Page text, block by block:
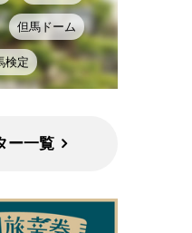
但馬ドーム
検定
ー一覧